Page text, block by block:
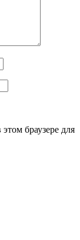
браузере для